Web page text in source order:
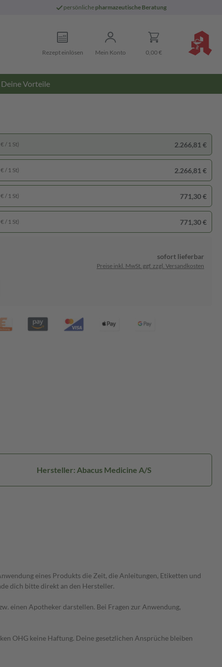
persönliche pharmazeutische Beratung
Rezept einlösen Mein Konto 0,00 €
Deine Vorteile
/ 1 St) 2.266,81 €
/ 1 St) 2.266,81 €
/ 1 St) 771,30 €
/ 1 St) 771,30 €
sofort lieferbar
Preise inkl. MwSt. ggf. zzgl. Versandkosten
Hersteller: Abacus Medicine A/S
eines Produkts die Zeit, die Anleitungen, Etiketten und
dich bitte direkt an den Hersteller.
einen Apotheker darstellen. Bei Fragen zur Anwendung,
OHG keine Haftung. Deine gesetzlichen Ansprüche bleiben